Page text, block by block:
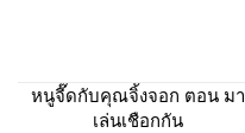
หนูจี๊ดกับคุณจิ้งจอก ตอน มา
เล่นเชือกกัน